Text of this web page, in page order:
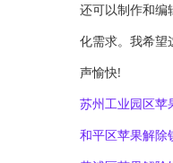
还可以制作和编
化需求。我希望
声愉快!
苏州工业园区苹
和平区苹果解除